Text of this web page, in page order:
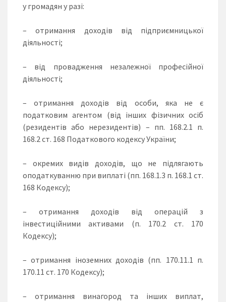
у громадян у разі:
– отримання доходів від підприємницької
діяльності;
– від провадження незалежної професійної
діяльності;
– отримання доходів від особи, яка не є
податковим агентом (від інших фізичних осіб
(резидентів або нерезидентів) – пп. 168.2.1 п.
168.2 ст. 168 Податкового кодексу України;
– окремих видів доходів, що не підлягають
оподаткуванню при виплаті (пп. 168.1.3 п. 168.1 ст.
168 Кодексу);
– отримання доходів від операцій з
інвестиційними активами (п. 170.2 ст. 170
Кодексу);
– отримання іноземних доходів (пп. 170.11.1 п.
170.11 ст. 170 Кодексу);
– отримання винагород та інших виплат,